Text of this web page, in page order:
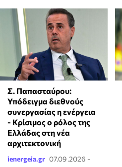
Σ. Παπασταύρου:
Υπόδειγμα διεθνούς
συνεργασίας η ενέργεια
- Κρίσιμος ο ρόλος της
Ελλάδας στη νέα
αρχιτεκτονική
ienergeia.gr 07.09.2026 -